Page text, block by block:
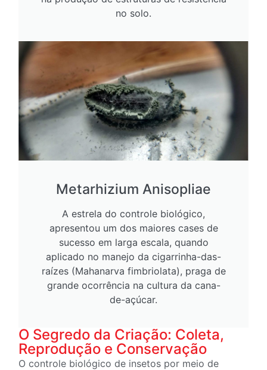
no solo.
Metarhizium Anisopliae
A estrela do controle biológico,
apresentou um dos maiores cases de
sucesso em larga escala, quando
aplicado no manejo da cigarrinha-das-
raízes (Mahanarva fimbriolata), praga de
grande ocorrência na cultura da cana-
de-açúcar.
O Segredo da Criação: Coleta,
Reprodução e Conservação
O controle biológico de insetos por meio de